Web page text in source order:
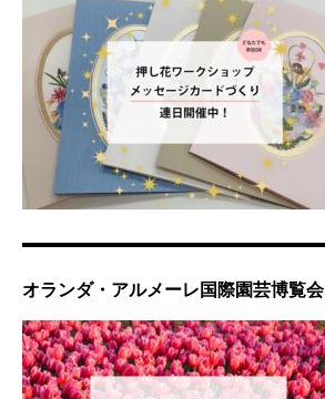
オランダ・アルメーレ国際園芸博覧会